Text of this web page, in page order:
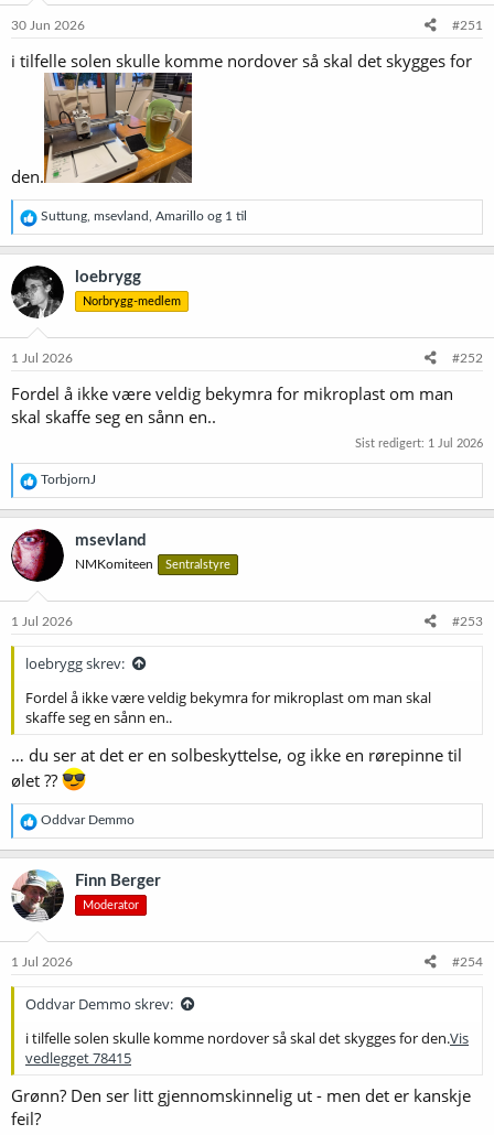
e
:
30 Jun 2026 #251
i tilfelle solen skulle komme nordover så skal det skygges for
den.
R
e
a
k
s
j
o
e
:
Suttung msevland Amarillo og 1 til
loebrygg
Norbrygg-medlem
1 Jul 2026 #252
Fordel å ikke være veldig bekymra for mikroplast om man
skal skaffe seg en sånn en..
Sist redigert: 1 Jul 2026
R
e
a
k
s
j
o
e
TorbjornJ
msevland
NMKomiteen Sentralstyre
1 Jul 2026 #253
loebrygg skrev:
Fordel å ikke være veldig bekymra for mikroplast om man skal
skaffe seg en sånn en..
… du ser at det er en solbeskyttelse, og ikke en rørepinne til
ølet ??
R
e
a
k
s
j
o
e
Oddvar Demmo
Finn Berger
Moderator
1 Jul 2026 #254
Oddvar Demmo skrev:
i tilfelle solen skulle komme nordover så skal det skygges for den.Vis
vedlegget 78415
Grønn? Den ser litt gjennomskinnelig ut - men det er kanskje
feil?